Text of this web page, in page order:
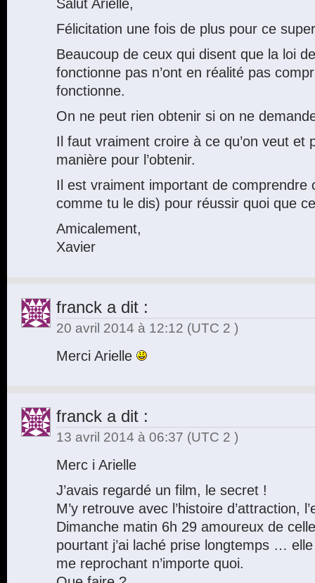
Salut Arielle,
Félicitation une fois de plus pour ce
Beaucoup de ceux qui disent que la loi
fonctionne pas n’ont en réalité pas
fonctionne.
On ne peut rien obtenir si on ne
Il faut vraiment croire à ce qu’on veut et
manière pour l’obtenir.
Il est vraiment important de comprendre
comme tu le dis) pour réussir quoi que
Amicalement,
Xavier
franck a dit :
20 avril 2014 à 12:12 (UTC 2 )
Merci Arielle
franck a dit :
13 avril 2014 à 06:37 (UTC 2 )
Merc i Arielle
J’avais regardé un film, le secret !
M’y retrouve avec l’histoire d’attraction,
Dimanche matin 6h 29 amoureux de
pourtant j’ai laché prise longtemps …
me reprochant n’importe quoi.